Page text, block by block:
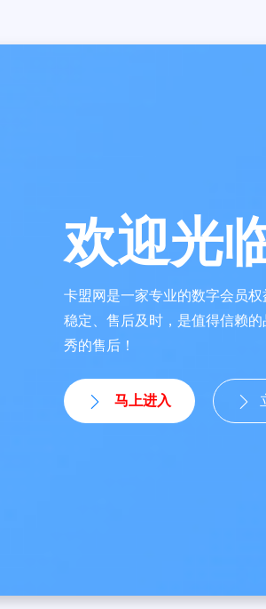
欢迎光
卡盟网是一家专业的数字会员
稳定、售后及时，是值得信赖
秀的售后！
马上进入